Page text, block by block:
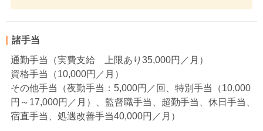
諸手当
通勤手当（実費支給 上限あり35,000円／月）
資格手当（10,000円／月）
その他手当（夜勤手当：5,000円／回、特別手当（10,000
円～17,000円／月）、監督職手当、超勤手当、休日手当、
宿直手当、処遇改善手当40,000円／月）